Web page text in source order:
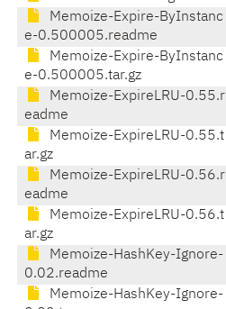
Memoize-Expire-ByInstanc
e-0.500005.readme
Memoize-Expire-ByInstanc
e-0.500005.tar.gz
Memoize-ExpireLRU-0.55.r
eadme
Memoize-ExpireLRU-0.55.t
ar.gz
Memoize-ExpireLRU-0.56.r
eadme
Memoize-ExpireLRU-0.56.t
ar.gz
Memoize-HashKey-Ignore-
0.02.readme
Memoize-HashKey-Ignore-